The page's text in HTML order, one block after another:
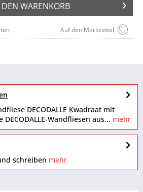
WARENKORB
Auf den Merkzettel
DECODALLE Kwadraat mit
DECODALLE-Wandfliesen aus... mehr
schreiben mehr